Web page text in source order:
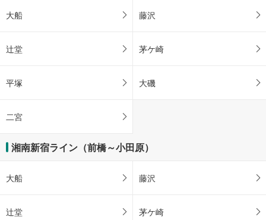
大船 藤沢
辻堂 茅ケ崎
平塚 大磯
二宮
湘南新宿ライン（前橋～小田原）
大船 藤沢
辻堂 茅ケ崎